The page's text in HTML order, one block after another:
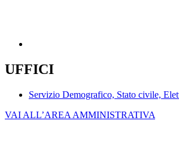
UFFICI
Servizio Demografico, Stato civile,
VAI ALL’AREA AMMINISTRATIVA